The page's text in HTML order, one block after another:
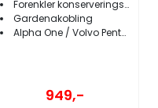
Forenkler konserveringsjobben
Gardenakobling
Alpha One / Volvo Penta AQ200-290SP
949,-